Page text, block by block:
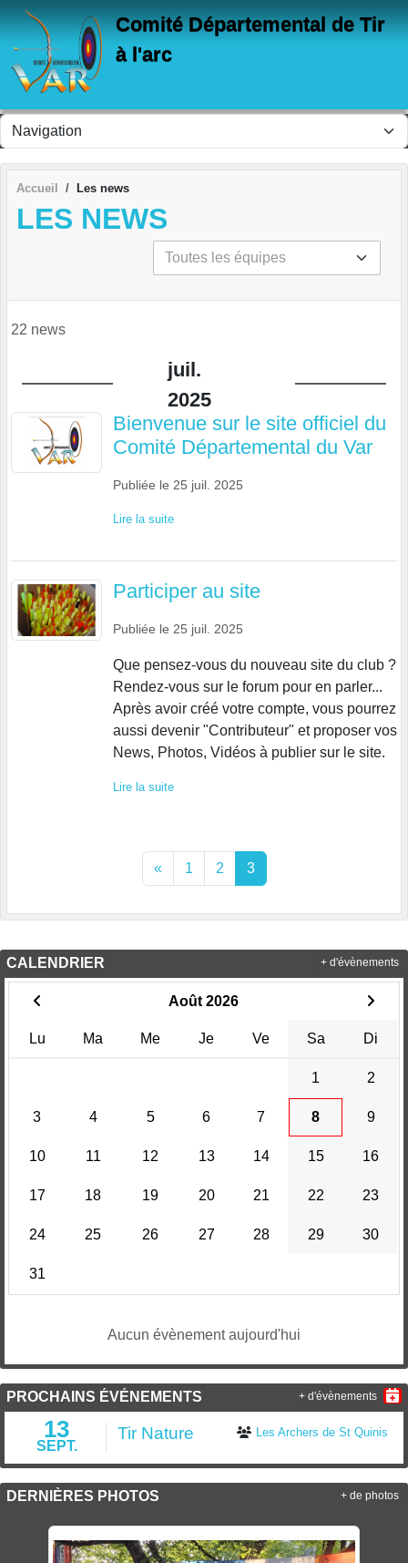
Comité Départemental de Tir
à l'arc
Accueil Les news
LES NEWS
22 news
juil.
2025
Bienvenue sur le site officiel du
Comité Départemental du Var
Publiée le 25 juil. 2025
Lire la suite
Participer au site
Publiée le 25 juil. 2025
Que pensez-vous du nouveau site du club ?
Rendez-vous sur le forum pour en parler...
Après avoir créé votre compte, vous pourrez
aussi devenir "Contributeur" et proposer vos
News, Photos, Vidéos à publier sur le site.
Lire la suite
« 1 2 3
CALENDRIER
Août 2026
Lu Ma Me Je Ve Sa Di
1 2
3 4 5 6 7 8 9
10 11 12 13 14 15 16
17 18 19 20 21 22 23
24 25 26 27 28 29 30
31
Aucun évènement aujourd'hui
+ d'évènements
PROCHAINS ÉVÉNEMENTS
13
SEPT.
Les Archers de St Quinis
Tir Nature
+ d'évènements
DERNIÈRES PHOTOS + de photos
Panneau de gestion des cookies